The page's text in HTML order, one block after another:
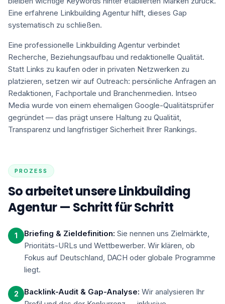
Eine erfahrene Linkbuilding Agentur hilft, dieses Gap
systematisch zu schließen.
Eine professionelle Linkbuilding Agentur verbindet
Recherche, Beziehungsaufbau und redaktionelle Qualität.
Statt Links zu kaufen oder in privaten Netzwerken zu
platzieren, setzen wir auf Outreach: persönliche Anfragen an
Redaktionen, Fachportale und Branchenmedien. Intseo
Media wurde von einem ehemaligen Google-Qualitätsprüfer
gegründet — das prägt unsere Haltung zu Qualität,
Transparenz und langfristiger Sicherheit Ihrer Rankings.
PROZESS
So arbeitet unsere Linkbuilding
Agentur — Schritt für Schritt
1 Briefing & Zieldefinition: Sie nennen uns Zielmärkte,
Prioritäts-URLs und Wettbewerber. Wir klären, ob
Fokus auf Deutschland, DACH oder globale Programme
liegt.
2 Backlink-Audit & Gap-Analyse: Wir analysieren Ihr